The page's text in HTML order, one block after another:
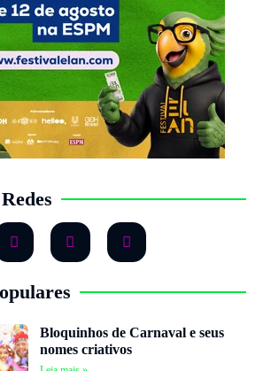
Bloquinhos de Carnaval e seus
nomes criativos